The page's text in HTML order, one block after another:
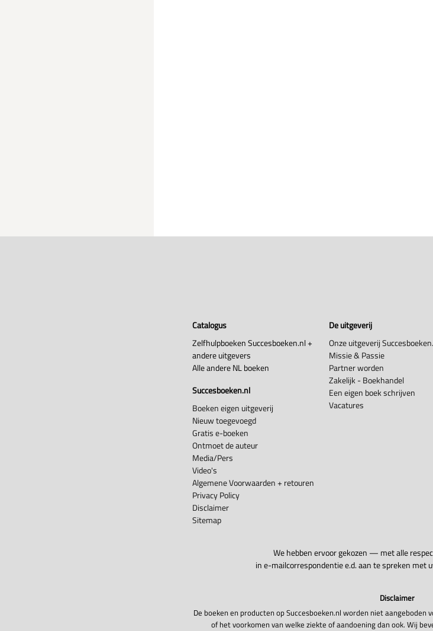
Catalogus
Zelfhulpboeken Succesboeken.nl +
andere uitgevers
Alle andere NL boeken
Succesboeken.nl
Boeken eigen uitgeverij
Nieuw toegevoegd
Gratis e-boeken
Ontmoet de auteur
Media/Pers
Video's
Algemene Voorwaarden + retouren
Privacy Policy
Disclaimer
Sitemap
De uitgeverij
Onze uitgeverij
Missie & Passie
Partner worden
Zakelijk - Boekhandel
Een eigen boek schrijven
Vacatures
We hebben ervoor gekozen — met alle
in e-mailcorrespondentie e.d. aan te spreken met
Disclaimer
De boeken en producten op Succesboeken.nl worden niet
of het voorkomen van welke ziekte of aandoening dan ook. Wij